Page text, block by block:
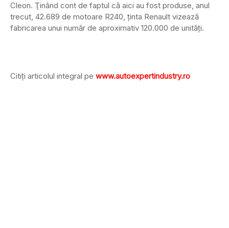
Cleon. Ţinând cont de faptul că aici au fost produse, anul
trecut, 42.689 de motoare R240, ţinta Renault vizează
fabricarea unui număr de aproximativ 120.000 de unităţi.
Citiţi articolul integral pe www.autoexpertindustry.ro